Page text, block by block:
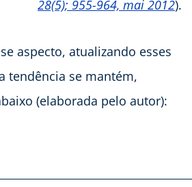
28(5); 955-964, mai 2012).
atualizando esses
tendência se mantém,
(elaborada pelo autor):